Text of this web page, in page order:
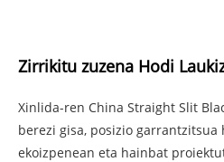
Zirrikitu zuzena Hodi
Xinlida-ren China Straight Slit
berezi gisa, posizio
ekoizpenean eta hainbat